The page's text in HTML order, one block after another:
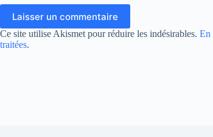
Laisser un commentaire
Ce site utilise Akismet pour réduire les indésirables. En
traitées.